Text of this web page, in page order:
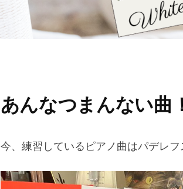
あんなつまんない曲
今、練習しているピアノ曲はパデレフ